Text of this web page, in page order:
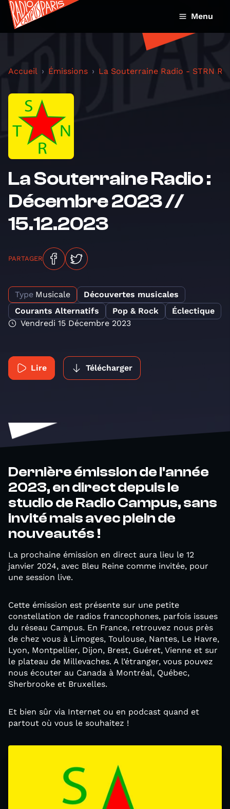
Menu
Accueil Émissions La Souterraine Radio - STRN
La Souterraine Radio :
Décembre 2023 //
15.12.2023
PARTAGER
Type Musicale
Découvertes musicales
Courants Alternatifs
Pop & Rock
Éclectique
Vendredi 15 Décembre 2023
Lire Télécharger
Dernière émission de l'année
2023, en direct depuis le
studio de Radio Campus, sans
invité mais avec plein de
nouveautés !
La prochaine émission en direct aura lieu le 12
janvier 2024, avec Bleu Reine comme invitée, pour
une session live.
Cette émission est présente sur une petite
constellation de radios francophones, parfois issues
du réseau Campus. En France, retrouvez nous près
de chez vous à Limoges, Toulouse, Nantes, Le Havre,
Lyon, Montpellier, Dijon, Brest, Guéret, Vienne et sur
le plateau de Millevaches. A l’étranger, vous pouvez
nous écouter au Canada à Montréal, Québec,
Sherbrooke et Bruxelles.
Et bien sûr via Internet ou en podcast quand et
partout où vous le souhaitez !